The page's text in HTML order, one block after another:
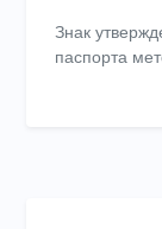
Знак
паспорта